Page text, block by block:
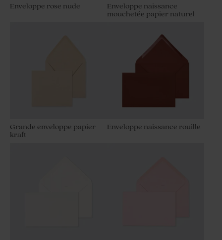
Enveloppe rose nude
Enveloppe naissance
mouchetée papier naturel
Grande enveloppe papier
kraft
Enveloppe naissance rouille